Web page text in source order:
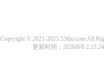
Copyright © 2021-2025 53thu.com All
更新时间：2026/8/8 2:23:24